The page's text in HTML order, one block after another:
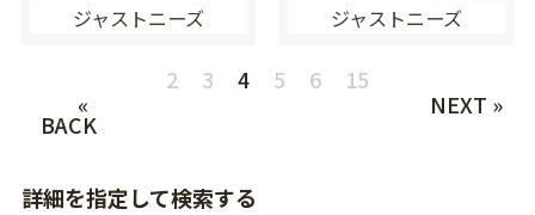
ジャストニーズ ジャストニーズ
«
BACK
2 3 4 5 6
15
NEXT »
詳細を指定して検索する